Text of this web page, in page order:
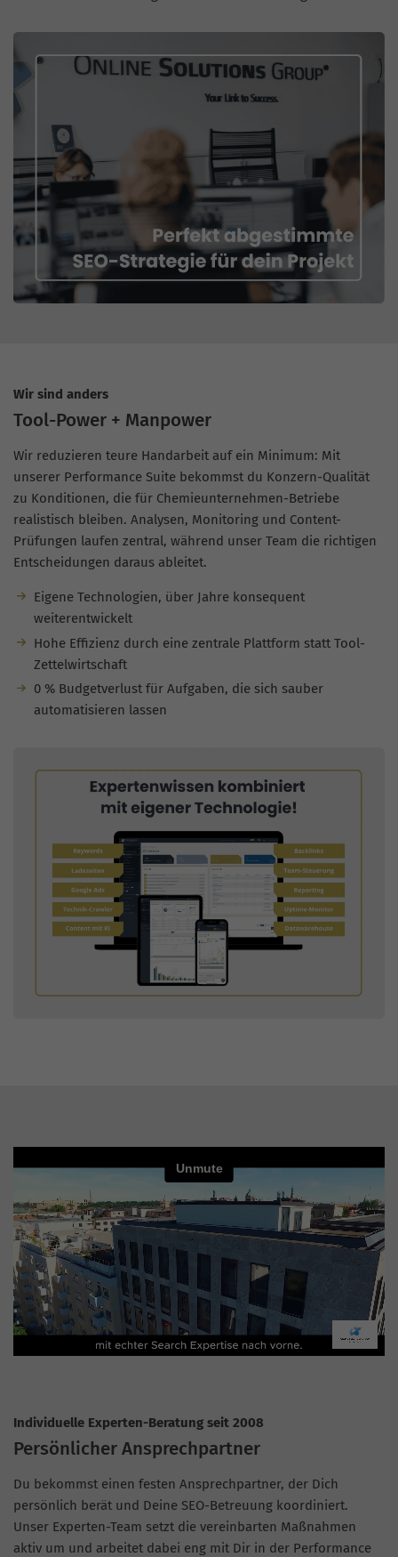
Wir sind anders
Tool-Power + Manpower
Wir reduzieren teure Handarbeit auf ein Minimum: Mit
unserer Performance Suite bekommst du Konzern-Qualität
zu Konditionen, die für Chemieunternehmen-Betriebe
realistisch bleiben. Analysen, Monitoring und Content-
Prüfungen laufen zentral, während unser Team die richtigen
Entscheidungen daraus ableitet.
Eigene Technologien, über Jahre konsequent
weiterentwickelt
Hohe Effizienz durch eine zentrale Plattform statt Tool-
Zettelwirtschaft
0 % Budgetverlust für Aufgaben, die sich sauber
automatisieren lassen
Individuelle Experten-Beratung seit 2008
Persönlicher Ansprechpartner
Du bekommst einen festen Ansprechpartner, der Dich
persönlich berät und Deine SEO-Betreuung koordiniert.
Unser Experten-Team setzt die vereinbarten Maßnahmen
aktiv um und arbeitet dabei eng mit Dir in der Performance